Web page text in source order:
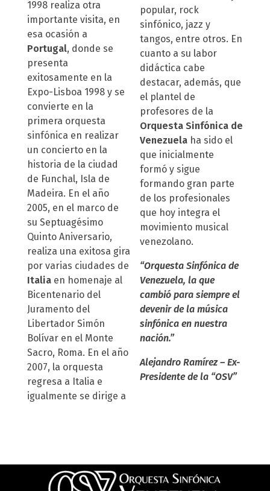
1998 realiza otra
importante visita, en
esa ocasión a
Portugal, donde se
presenta
exitosamente en la
Expo-Lisboa 1998 y se
convierte en la
primera orquesta
sinfónica en realizar
un concierto en la
historia de la ciudad
de Funchal, Isla de
Madeira. En el año
2005, en el marco de
su Septuagésimo
Quinto Aniversario,
realiza una exitosa gira
por varias ciudades de
Italia en homenaje al
Bicentenario del
Juramento del
Libertador Simón
Bolívar en el Monte
Sacro, Roma. En el año
2007, la orquesta
regresa a Italia e
igualmente se dirige a
popular, rock
sinfónico, jazz y
tangos, entre otros. En
cuanto a su labor
didáctica cabe
destacar, además, que
el plantel de
profesores de la
Orquesta Sinfónica de
Venezuela ha sido el
que inicialmente
formó y sigue
formando gran parte
de los profesionales
que hoy integra el
movimiento musical
venezolano.
“Orquesta Sinfónica de
Venezuela, la que
cambió para siempre el
devenir de la música
sinfónica en nuestra
nación.”
Alejandro Ramírez – Ex-
Presidente de la “OSV”